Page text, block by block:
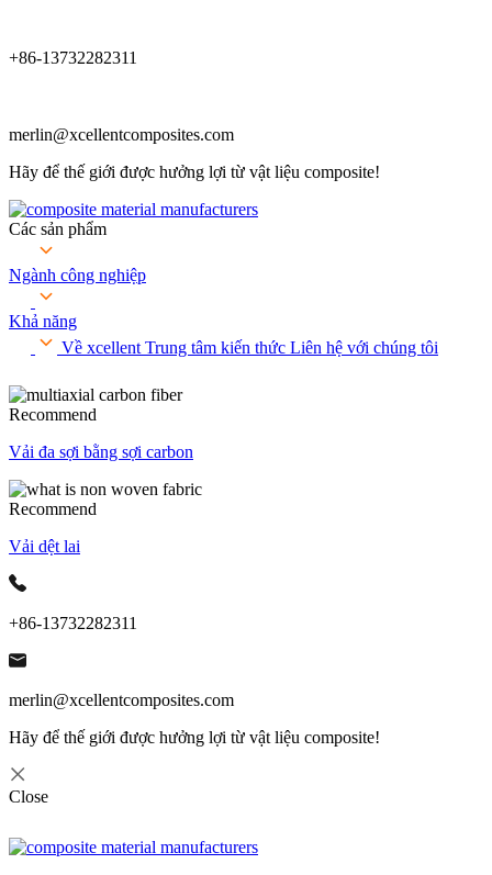
+86-13732282311
merlin@xcellentcomposites.com
Hãy để thế giới được hưởng lợi từ vật liệu composite!
Các sản phẩm
Ngành công nghiệp
Khả năng
Về xcellent Trung tâm kiến ​​thức Liên hệ với chúng tôi
Recommend
Vải đa sợi bằng sợi carbon
Recommend
Vải dệt lai
+86-13732282311
merlin@xcellentcomposites.com
Hãy để thế giới được hưởng lợi từ vật liệu composite!
Close